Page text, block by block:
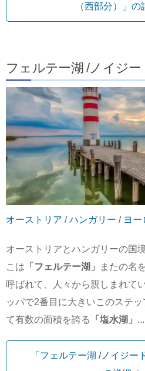
（西部分）」
フェルテー湖 /ノイジ
オーストリア /ハンガリー / ヨー
オーストリアとハンガリーの国
こは 「フェルテー湖」 またの名を
呼ばれて、人々から親しまれて
ッパで2番目に大きいこのステ
て有数の面積を誇る
「塩水湖」 ...
「フェルテー湖 /ノイジー